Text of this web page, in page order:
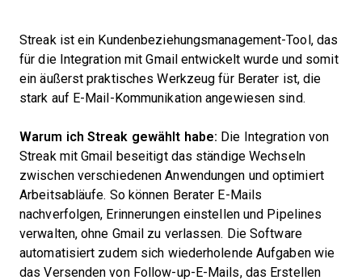
Streak ist ein Kundenbeziehungsmanagement-Tool, das
für die Integration mit Gmail entwickelt wurde und somit
ein äußerst praktisches Werkzeug für Berater ist, die
stark auf E-Mail-Kommunikation angewiesen sind.
Warum ich Streak gewählt habe: Die Integration von
Streak mit Gmail beseitigt das ständige Wechseln
zwischen verschiedenen Anwendungen und optimiert
Arbeitsabläufe. So können Berater E-Mails
nachverfolgen, Erinnerungen einstellen und Pipelines
verwalten, ohne Gmail zu verlassen. Die Software
automatisiert zudem sich wiederholende Aufgaben wie
das Versenden von Follow-up-E-Mails, das Erstellen